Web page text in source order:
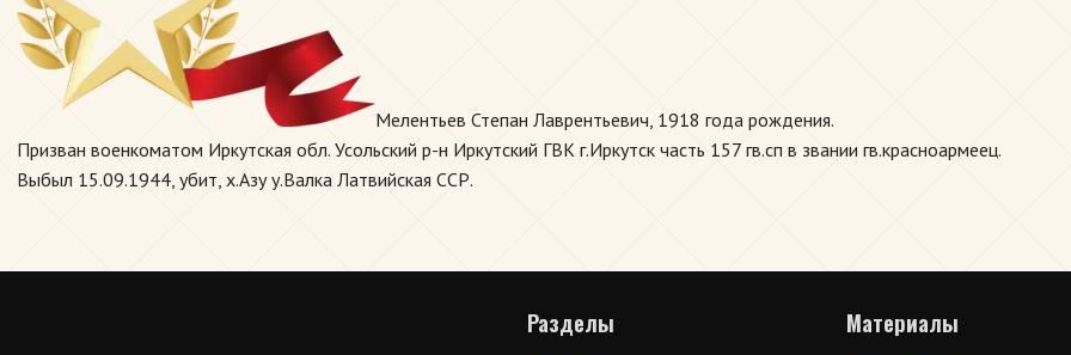
Мелентьев Степан Лаврентьевич, 1918 года рождения.
Призван военкоматом Иркутская обл. Усольский р-н Иркутский ГВК г.Иркутск часть 157 гв.сп в звании гв.красноармеец.
Выбыл 15.09.1944, убит, х.Азу у.Валка Латвийская ССР.
Разделы Материалы